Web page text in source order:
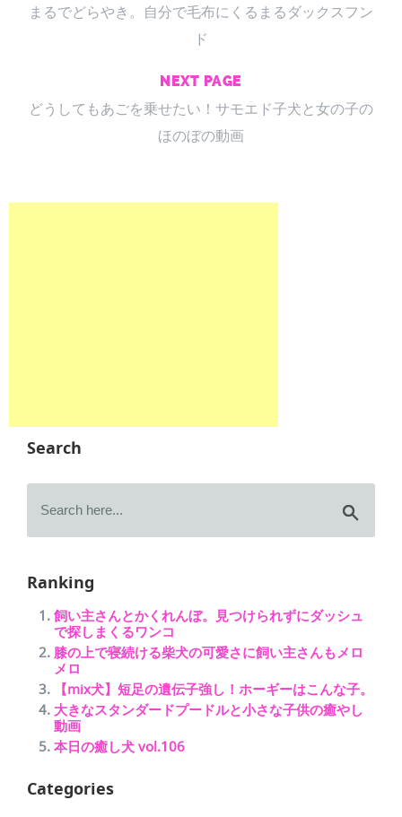
まるでどらやき。自分で毛布にくるまるダックスフン
ド
NEXT PAGE
どうしてもあごを乗せたい！サモエド子犬と女の子の
ほのぼの動画
Search
Ranking
飼い主さんとかくれんぼ。見つけられずにダッシュ
で探しまくるワンコ
膝の上で寝続ける柴犬の可愛さに飼い主さんもメロ
メロ
【mix犬】短足の遺伝子強し！ホーギーはこんな子。
大きなスタンダードプードルと小さな子供の癒やし
動画
本日の癒し犬 vol.106
Categories